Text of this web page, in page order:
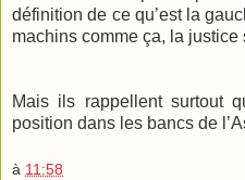
définition de ce qu’est la
machins comme ça, la
Mais ils rappellent surtout
position dans les bancs de
à 11:58